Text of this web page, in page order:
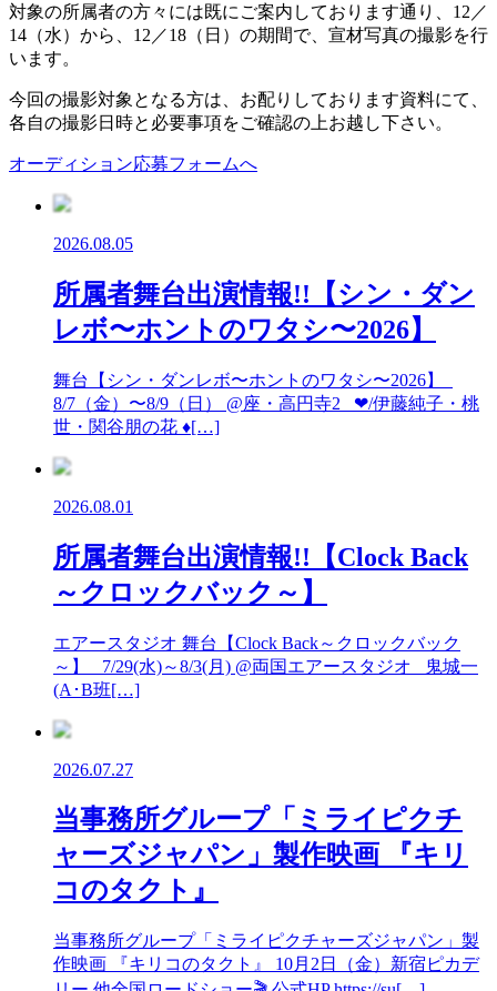
対象の所属者の方々には既にご案内しております通り、12／
14（水）から、12／18（日）の期間で、宣材写真の撮影を行
います。
今回の撮影対象となる方は、お配りしております資料にて、
各自の撮影日時と必要事項をご確認の上お越し下さい。
オーディション応募フォームへ
2026.08.05
所属者舞台出演情報!!【シン・ダン
レボ〜ホントのワタシ〜2026】
舞台【シン・ダンレボ〜ホントのワタシ〜2026】
8/7（金）〜8/9（日） @座・高円寺2 ❤︎/伊藤純子・桃
世・関谷朋の花 ♦︎[…]
2026.08.01
所属者舞台出演情報!!【Clock Back
～クロックバック～】
エアースタジオ 舞台【Clock Back～クロックバック
～】 7/29(水)～8/3(月) @両国エアースタジオ 鬼城一
(A･B班[…]
2026.07.27
当事務所グループ「ミライピクチ
ャーズジャパン」製作映画 『キリ
コのタクト』
当事務所グループ「ミライピクチャーズジャパン」製
作映画 『キリコのタクト』 10月2日（金）新宿ピカデ